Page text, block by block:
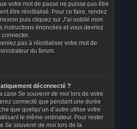
votre mot de passe ne puisse pas être
être réinitialisé. Pour ce faire, rendez
puis cliquez sur J’ai oublié mon
instructions énoncées et vous devriez
pas à réinitialiser votre mot de
du forum.
déconnecté ?
case Se souvenir de moi lors de votre
connecté que pendant une durée
que quelqu’un d’autre utilise votre
le même ordinateur. Pour rester
Se souvenir de moi lors de la